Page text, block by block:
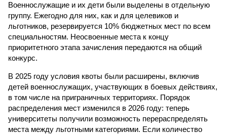
Военнослужащие и их дети были выделены в отдельную
группу. Ежегодно для них, как и для целевиков и
льготников, резервируется 10% бюджетных мест по всем
специальностям. Неосвоенные места к концу
приоритетного этапа зачисления передаются на общий
конкурс.
В 2025 году условия квоты были расширены, включив
детей военнослужащих, участвующих в боевых действиях,
в том числе на приграничных территориях. Порядок
распределения мест изменился в 2026 году: теперь
университеты получили возможность перераспределять
места между льготными категориями. Если количество